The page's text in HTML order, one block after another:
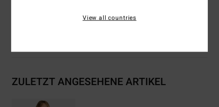
ZULETZT ANGESEHENE ARTIKEL
View all countries